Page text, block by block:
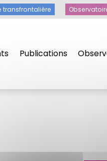
Publications
transfrontalière